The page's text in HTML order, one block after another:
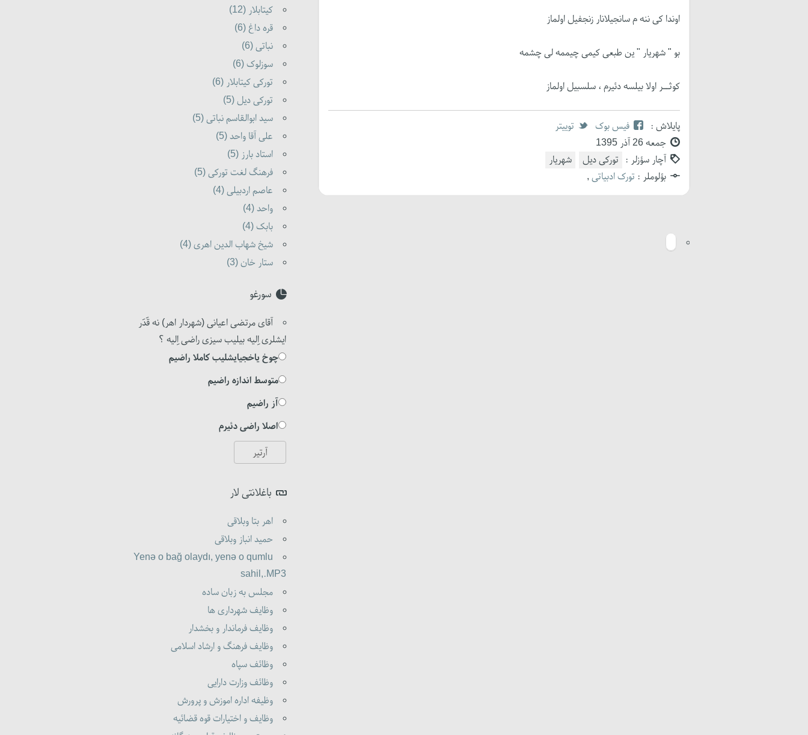
اوندا کی ننه م سانجیلانار زنجفیل اولماز
بو " شهریار " ین طبعی کیمی چیممه لی چشمه
کوثــر اولا بیلسه دئیرم ، سلسبیل اولماز
پایلاش : فیس بوک
توییتر
جمعه 26 آذر 1395
آچار سؤزلر : تورکی دیل
شهریار
بؤلوملر : تورک ادبیاتی ,
کیتابلار (12)
قره داغ (6)
نباتی (6)
سوزلوک (6)
تورکی کیتابلار (6)
تورکی دیل (5)
سید ابوالقاسم نباتی (5)
علی آقا واحد (5)
استاد بارز (5)
فرهنگ لغت تورکی (5)
عاصم اردبیلی (4)
واحد (4)
بابک (4)
شیخ شهاب الدین اهری (4)
ستار خان (3)
سورغو
آقای مرتضی اعیانی (شهردار اهر) نه قَدَر
ایشلری اِلیه بیلیب سیزی راضی اِلیه ؟
چوخ یاخجیایشلیب کاملا راضیم
متوسط اندازه راضیم
آز راضیم
اصلا راضی دئیرم
باغلانتی لار
اهر بتا وبلاقی
حمید انباز وبلاقی
Yenə o bağ olaydı, yenə o qumlu
sahil,.MP3
مجلس به زبان ساده
وظایف شهرداری ها
وظایف فرماندار و بخشدار
وظایف فرهنگ و ارشاد اسلامی
وظائف سپاه
وظائف وزارت دارایی
وظیفه اداره اموزش و پرورش
وظایف و اختیارات قوه قضائیه